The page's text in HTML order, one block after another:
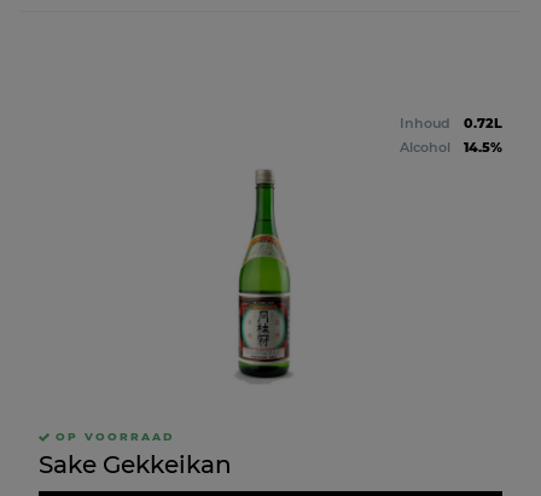
Inhoud
0.72L
Alcohol
14.5%
OP VOORRAAD
Sake Gekkeikan